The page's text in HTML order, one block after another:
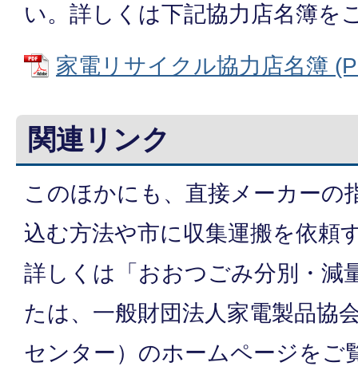
い。詳しくは下記協力店名簿を
家電リサイクル協力店名簿
関連リンク
このほかにも、直接メーカーの
込む方法や市に収集運搬を依頼
詳しくは「おおつごみ分別・減
たは、一般財団法人家電製品協
センター）のホームページをご